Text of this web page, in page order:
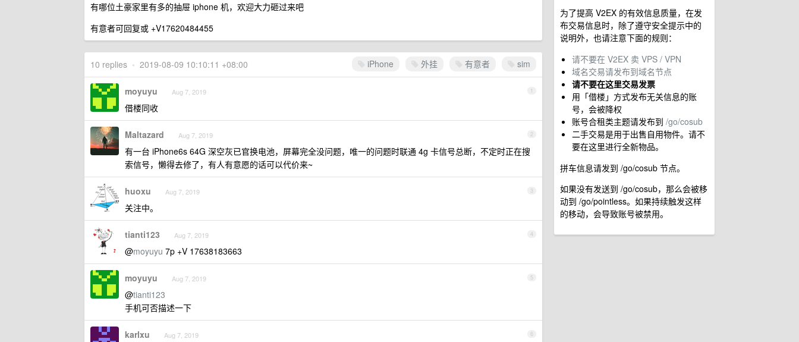
为了提高 V2EX 的有效信息质量，在发
布交易信息时，除了遵守安全提示中的
说明外，也请注意下面的规则：
请不要在 V2EX 卖 VPS / VPN
域名交易请发布到域名节点
请不要在这里交易发票
用「借楼」方式发布无关信息的账
号，会被降权
账号合租类主题请发布到 /go/cosub
二手交易是用于出售自用物件。请不
要在这里进行全新物品。
拼车信息请发到 /go/cosub 节点。
如果没有发送到 /go/cosub，那么会被移
动到 /go/pointless。如果持续触发这样
的移动，会导致账号被禁用。
有哪位土豪家里有多的抽屉 iphone 机，欢迎大力砸过来吧
有意者可回复或 +V17620484455
iPhone 外挂 有意者 sim
10 replies • 2019-08-09 10:10:11 +08:00
1
moyuyu Aug 7, 2019
借楼同收
2
Maltazard Aug 7, 2019
有一台 iPhone6s 64G 深空灰已官换电池，屏幕完全没问题，唯一的问题时联通 4g 卡信号总断，不定时正在搜
索信号，懒得去修了，有人有意愿的话可以代价来~
3
huoxu Aug 7, 2019
关注中。
4
tianti123 Aug 7, 2019
@moyuyu 7p +V 17638183663
5
moyuyu Aug 7, 2019
@tianti123
手机可否描述一下
6
karlxu Aug 7, 2019